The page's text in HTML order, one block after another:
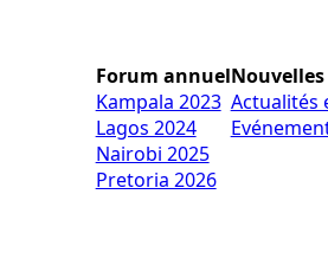
Forum annuel
Kampala 2023
Lagos 2024
Nairobi 2025
Pretoria 2026
Actualités